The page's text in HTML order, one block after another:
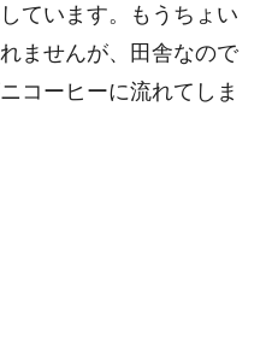
ています。もうちょい
ませんが、田舎なので
コーヒーに流れてしま